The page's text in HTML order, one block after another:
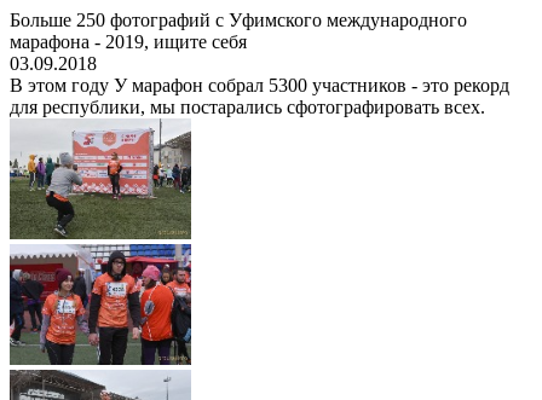
Больше 250 фотографий с Уфимского международного
марафона - 2019, ищите себя
03.09.2018
В этом году У марафон собрал 5300 участников - это рекорд
для республики, мы постарались сфотографировать всех.